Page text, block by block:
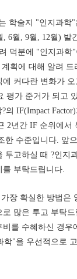
학술지 "인지과학
6월, 9월, 12월) 발
덕분에 "인지과학
획에 대해 알려 드
커다란 변화가
평가 준거가 되고
의 IF(Impact
2년간 IF 순위에서
한 수준입니다. 앞
투고하실 때 ?인지
부탁드립니다.
장 확실한 방법은
많은 투고 부탁드
를 수혜하신 경우
학"을 우선적으로